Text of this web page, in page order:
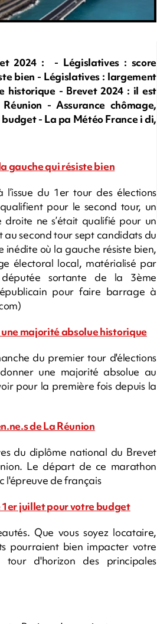
2024 : - Législatives : score
bien - Législatives : largement
historique - Brevet 2024 : il est
- Assurance chômage,
- La pa Météo France i di,
gauche qui résiste bien
du 1er tour des élections
pour le second tour, un
ne s’était qualifié pour un
au second tour sept candidats du
où la gauche résiste bien,
électoral local, matérialisé par
sortante de la 3ème
pour faire barrage à
majorité absolue historique
du premier tour d'élections
une majorité absolue au
pour la première fois depuis la
de La Réunion
du diplôme national du Brevet
Le départ de ce marathon
l'épreuve de français
juillet pour votre budget
Que vous soyez locataire,
pourraient bien impacter votre
d'horizon des principales